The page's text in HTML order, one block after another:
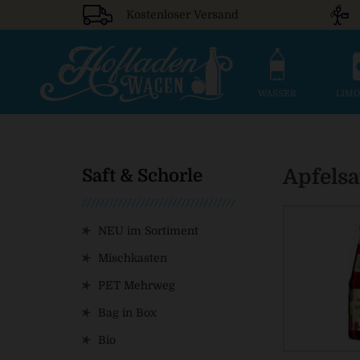
Kostenloser Versand
WASSER
Saft & Schorle
NEU im Sortiment
Mischkasten
PET Mehrweg
Bag in Box
Bio